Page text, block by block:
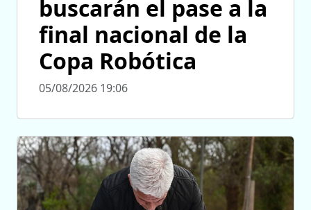
buscarán el pase a la
final nacional de la
Copa Robótica
05/08/2026 19:06